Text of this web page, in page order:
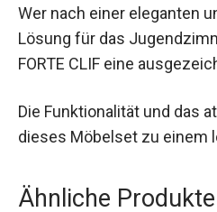
Wer nach einer eleganten
Lösung für das
FORTE CLIF eine
Die Funktionalität und das
dieses Möbelset zu einem
Ähnliche Produkte